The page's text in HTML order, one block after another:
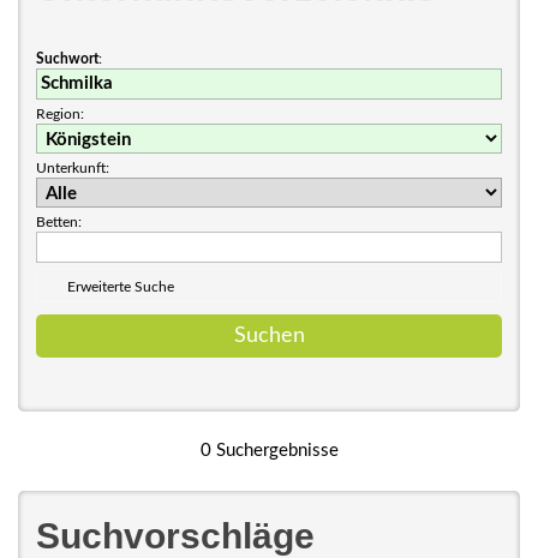
Suchwort:
Region:
Unterkunft:
Betten:
Erweiterte Suche
0 Suchergebnisse
Suchvorschläge